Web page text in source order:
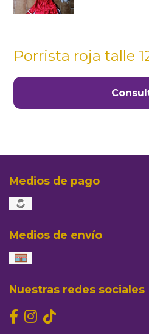
Porrista roja talle
Medios de pago
Medios de envío
Nuestras redes sociales